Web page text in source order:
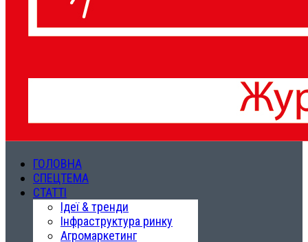
ГОЛОВНА
СПЕЦТЕМА
СТАТТІ
Ідеї & тренди
Інфраструктура ринку
Агромаркетинг